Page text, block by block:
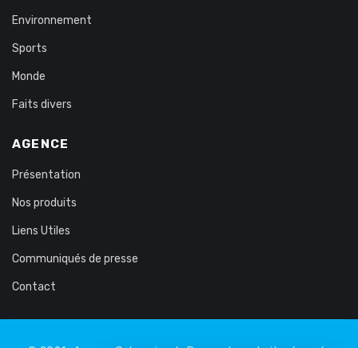
Environnement
Sports
Monde
Faits divers
AGENCE
Présentation
Nos produits
Liens Utiles
Communiqués de presse
Contact